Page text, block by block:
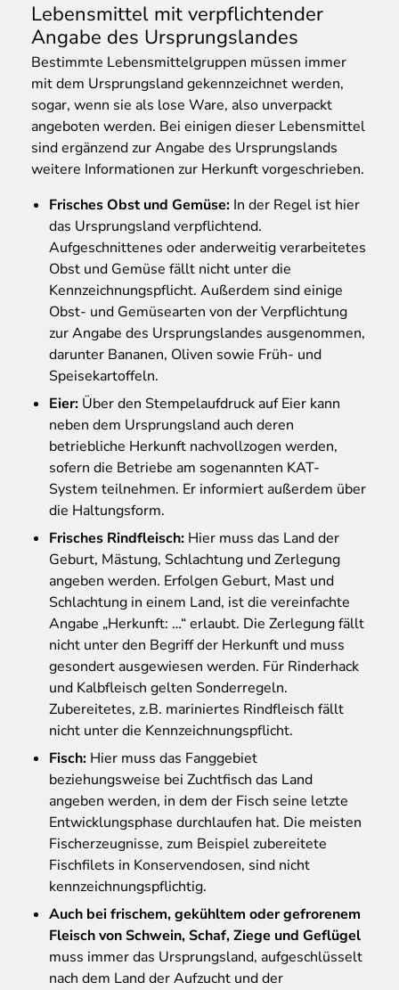
Lebensmittel mit verpflichtender
Angabe des Ursprungslandes
Bestimmte Lebensmittelgruppen müssen immer
mit dem Ursprungsland gekennzeichnet werden,
sogar, wenn sie als lose Ware, also unverpackt
angeboten werden. Bei einigen dieser Lebensmittel
sind ergänzend zur Angabe des Ursprungslands
weitere Informationen zur Herkunft vorgeschrieben.
Frisches Obst und Gemüse: In der Regel ist hier
das Ursprungsland verpflichtend.
Aufgeschnittenes oder anderweitig verarbeitetes
Obst und Gemüse fällt nicht unter die
Kennzeichnungspflicht. Außerdem sind einige
Obst- und Gemüsearten von der Verpflichtung
zur Angabe des Ursprungslandes ausgenommen,
darunter Bananen, Oliven sowie Früh- und
Speisekartoffeln.
Eier: Über den Stempelaufdruck auf Eier kann
neben dem Ursprungsland auch deren
betriebliche Herkunft nachvollzogen werden,
sofern die Betriebe am sogenannten KAT-
System teilnehmen. Er informiert außerdem über
die Haltungsform.
Frisches Rindfleisch: Hier muss das Land der
Geburt, Mästung, Schlachtung und Zerlegung
angeben werden. Erfolgen Geburt, Mast und
Schlachtung in einem Land, ist die vereinfachte
Angabe „Herkunft: …“ erlaubt. Die Zerlegung fällt
nicht unter den Begriff der Herkunft und muss
gesondert ausgewiesen werden. Für Rinderhack
und Kalbfleisch gelten Sonderregeln.
Zubereitetes, z.B. mariniertes Rindfleisch fällt
nicht unter die Kennzeichnungspflicht.
Fisch: Hier muss das Fanggebiet
beziehungsweise bei Zuchtfisch das Land
angeben werden, in dem der Fisch seine letzte
Entwicklungsphase durchlaufen hat. Die meisten
Fischerzeugnisse, zum Beispiel zubereitete
Fischfilets in Konservendosen, sind nicht
kennzeichnungspflichtig.
Auch bei frischem, gekühltem oder gefrorenem
Fleisch von Schwein, Schaf, Ziege und Geflügel
muss immer das Ursprungsland, aufgeschlüsselt
nach dem Land der Aufzucht und der